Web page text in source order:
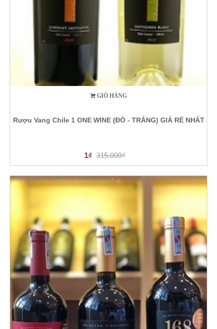
GIỎ HÀNG
Rượu Vang Chile 1 ONE WINE (ĐỎ - TRẮNG) GIÁ RẺ NHẤT
1₫ 315.000₫